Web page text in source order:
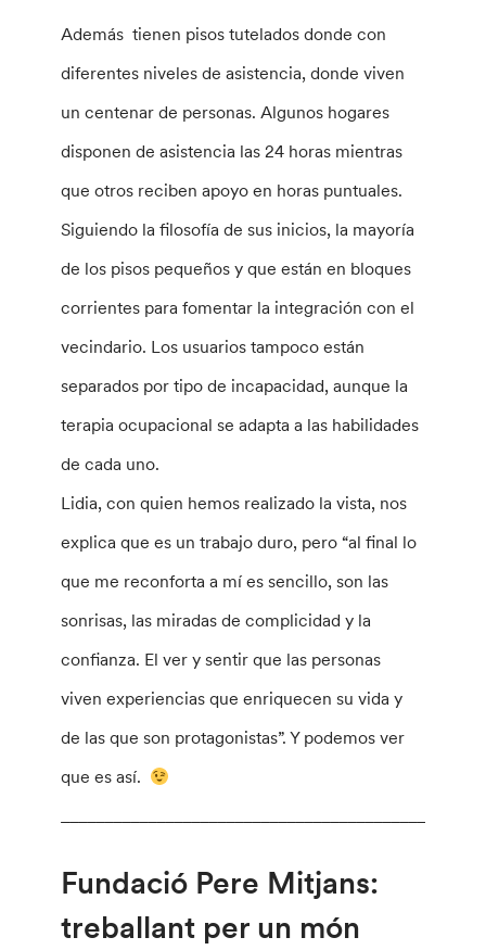
Además tienen pisos tutelados donde con
diferentes niveles de asistencia, donde viven
un centenar de personas. Algunos hogares
disponen de asistencia las 24 horas mientras
que otros reciben apoyo en horas puntuales.
Siguiendo la filosofía de sus inicios, la mayoría
de los pisos pequeños y que están en bloques
corrientes para fomentar la integración con el
vecindario. Los usuarios tampoco están
separados por tipo de incapacidad, aunque la
terapia ocupacional se adapta a las habilidades
de cada uno.
Lidia, con quien hemos realizado la vista, nos
explica que es un trabajo duro, pero “al final lo
que me reconforta a mí es sencillo, son las
sonrisas, las miradas de complicidad y la
confianza. El ver y sentir que las personas
viven experiencias que enriquecen su vida y
de las que son protagonistas”. Y podemos ver
que es así.
Fundació Pere Mitjans:
treballant per un món